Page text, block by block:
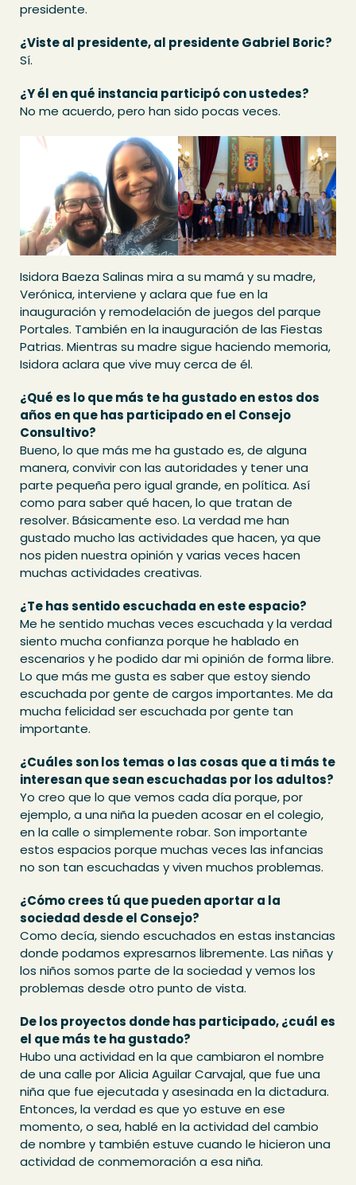
presidente.
¿Viste al presidente, al presidente Gabriel Boric?
Sí.
¿Y él en qué instancia participó con ustedes?
No me acuerdo, pero han sido pocas veces.
Isidora Baeza Salinas mira a su mamá y su madre,
Verónica, interviene y aclara que fue en la
inauguración y remodelación de juegos del parque
Portales. También en la inauguración de las Fiestas
Patrias. Mientras su madre sigue haciendo memoria,
Isidora aclara que vive muy cerca de él.
¿Qué es lo que más te ha gustado en estos dos
años en que has participado en el Consejo
Consultivo?
Bueno, lo que más me ha gustado es, de alguna
manera, convivir con las autoridades y tener una
parte pequeña pero igual grande, en política. Así
como para saber qué hacen, lo que tratan de
resolver. Básicamente eso. La verdad me han
gustado mucho las actividades que hacen, ya que
nos piden nuestra opinión y varias veces hacen
muchas actividades creativas.
¿Te has sentido escuchada en este espacio?
Me he sentido muchas veces escuchada y la verdad
siento mucha confianza porque he hablado en
escenarios y he podido dar mi opinión de forma libre.
Lo que más me gusta es saber que estoy siendo
escuchada por gente de cargos importantes. Me da
mucha felicidad ser escuchada por gente tan
importante.
¿Cuáles son los temas o las cosas que a ti más te
interesan que sean escuchadas por los adultos?
Yo creo que lo que vemos cada día porque, por
ejemplo, a una niña la pueden acosar en el colegio,
en la calle o simplemente robar. Son importante
estos espacios porque muchas veces las infancias
no son tan escuchadas y viven muchos problemas.
¿Cómo crees tú que pueden aportar a la
sociedad desde el Consejo?
Como decía, siendo escuchados en estas instancias
donde podamos expresarnos libremente. Las niñas y
los niños somos parte de la sociedad y vemos los
problemas desde otro punto de vista.
De los proyectos donde has participado, ¿cuál es
el que más te ha gustado?
Hubo una actividad en la que cambiaron el nombre
de una calle por Alicia Aguilar Carvajal, que fue una
niña que fue ejecutada y asesinada en la dictadura.
Entonces, la verdad es que yo estuve en ese
momento, o sea, hablé en la actividad del cambio
de nombre y también estuve cuando le hicieron una
actividad de conmemoración a esa niña.